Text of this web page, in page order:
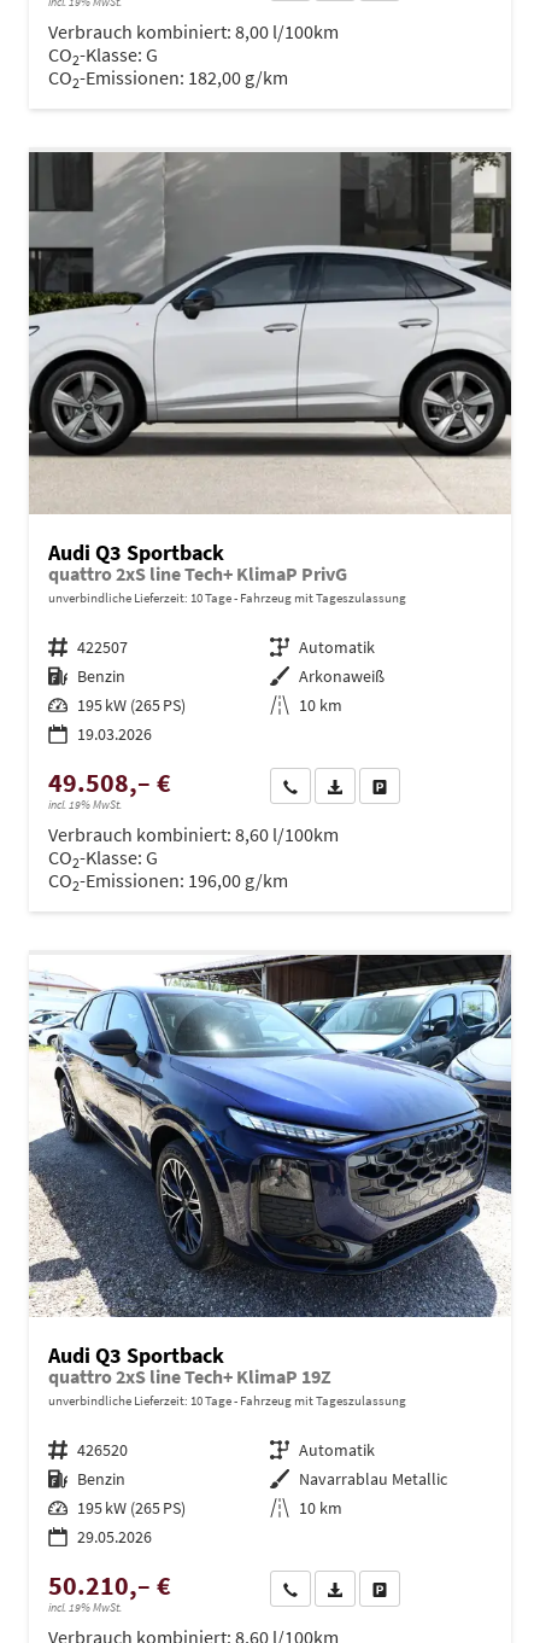
Verbrauch kombiniert: 8,00 l/100km
CO2-Klasse: G
CO2-Emissionen: 182,00 g/km
Audi Q3 Sportback
quattro 2xS line Tech+ KlimaP PrivG
unverbindliche Lieferzeit: 10 Tage Fahrzeug mit Tageszulassung
Fahrzeugnr. 422507 Getriebe Automatik
Kraftstoff Benzin Außenfarbe Arkonaweiß
Leistung 195 kW (265 PS) Kilometerstand 10 km
19.03.2026
49.508,– €
incl. 19% MwSt.
Wir rufen Sie anPDF-Datei, Fahrzeugexposé
Verbrauch kombiniert: 8,60 l/100km
CO2-Klasse: G
CO2-Emissionen: 196,00 g/km
Audi Q3 Sportback
quattro 2xS line Tech+ KlimaP 19Z
unverbindliche Lieferzeit: 10 Tage Fahrzeug mit Tageszulassung
Fahrzeugnr. 426520 Getriebe Automatik
Kraftstoff Benzin Außenfarbe Navarrablau Metallic
Leistung 195 kW (265 PS) Kilometerstand 10 km
29.05.2026
50.210,– €
incl. 19% MwSt.
Wir rufen Sie anPDF-Datei, Fahrzeugexposé
Verbrauch kombiniert: 8,60 l/100km